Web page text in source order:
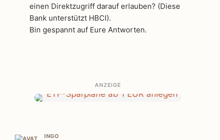
einen Direktzugriff darauf erlauben? (Diese
Bank unterstützt HBCI).
Bin gespannt auf Eure Antworten.
ANZEIGE
INGO